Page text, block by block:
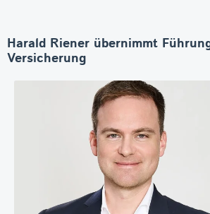
Harald Riener übernimmt
Versicherung